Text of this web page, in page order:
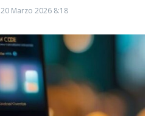
20 Marzo 2026 8:18